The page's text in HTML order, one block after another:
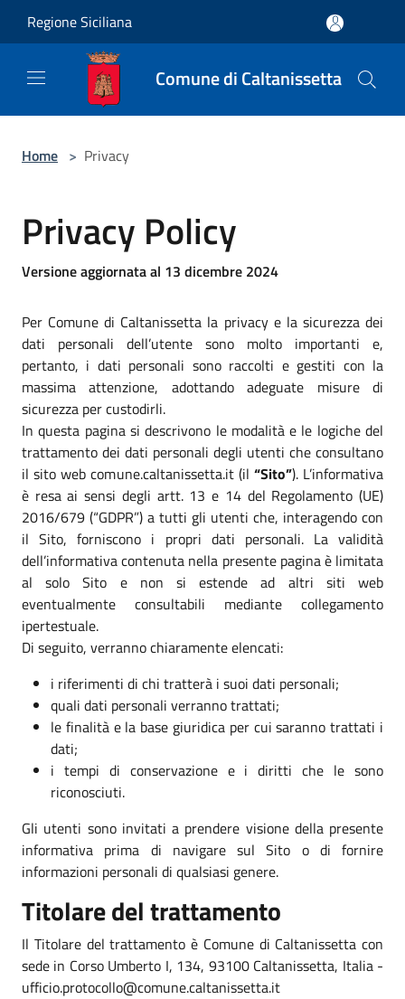
Regione Siciliana
Comune di Caltanissetta
Home > Privacy
Privacy Policy
Versione aggiornata al 13 dicembre 2024
Per Comune di Caltanissetta la privacy e la sicurezza dei
dati personali dell’utente sono molto importanti e,
pertanto, i dati personali sono raccolti e gestiti con la
massima attenzione, adottando adeguate misure di
sicurezza per custodirli.
In questa pagina si descrivono le modalità e le logiche del
trattamento dei dati personali degli utenti che consultano
il sito web comune.caltanissetta.it (il “Sito”). L’informativa
è resa ai sensi degli artt. 13 e 14 del Regolamento (UE)
2016/679 (“GDPR”) a tutti gli utenti che, interagendo con
il Sito, forniscono i propri dati personali. La validità
dell’informativa contenuta nella presente pagina è limitata
al solo Sito e non si estende ad altri siti web
eventualmente consultabili mediante collegamento
ipertestuale.
Di seguito, verranno chiaramente elencati:
i riferimenti di chi tratterà i suoi dati personali;
quali dati personali verranno trattati;
le finalità e la base giuridica per cui saranno trattati i
dati;
i tempi di conservazione e i diritti che le sono
riconosciuti.
Gli utenti sono invitati a prendere visione della presente
informativa prima di navigare sul Sito o di fornire
informazioni personali di qualsiasi genere.
Titolare del trattamento
Il Titolare del trattamento è Comune di Caltanissetta con
sede in Corso Umberto I, 134, 93100 Caltanissetta, Italia -
ufficio.protocollo@comune.caltanissetta.it